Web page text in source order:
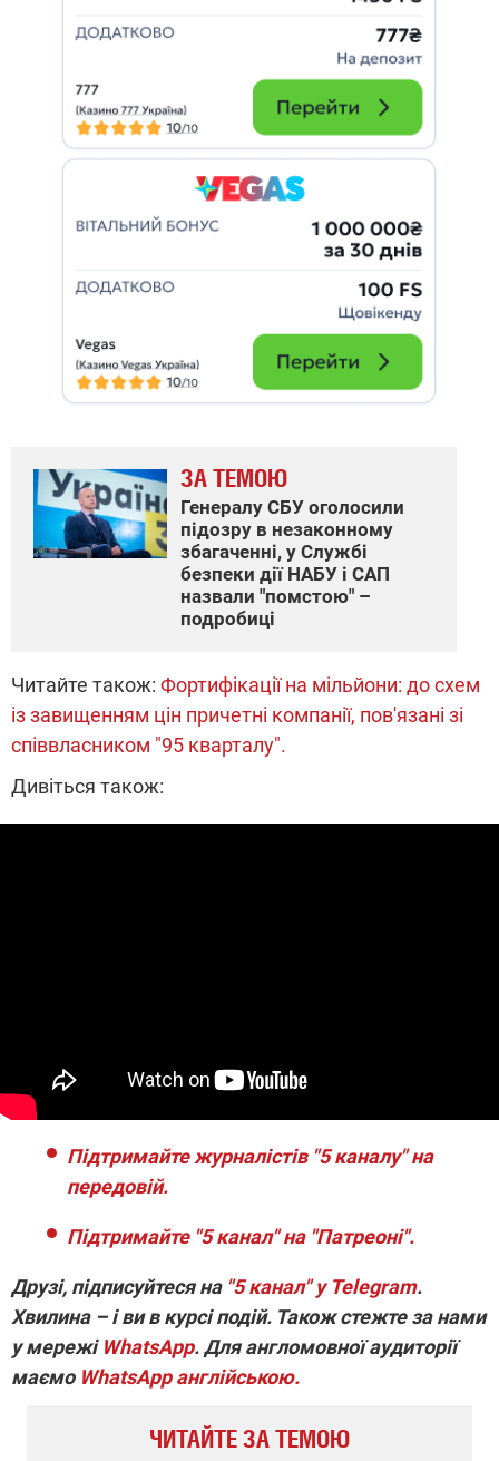
ЗА ТЕМОЮ
Генералу СБУ оголосили
підозру в незаконному
збагаченні, у Службі
безпеки дії НАБУ і САП
назвали "помстою" –
подробиці
Читайте також: Фортифікації на мільйони: до схем
із завищенням цін причетні компанії, пов'язані зі
співвласником "95 кварталу".
Дивіться також:
Підтримайте журналістів "5 каналу" на
передовій.
Підтримайте "5 канал" на "Патреоні".
Друзі, підписуйтеся на "5 канал" у Telegram.
Хвилина – і ви в курсі подій. Також стежте за нами
у мережі WhatsApp. Для англомовної аудиторії
маємо WhatsApp англійською.
ЧИТАЙТЕ ЗА ТЕМОЮ